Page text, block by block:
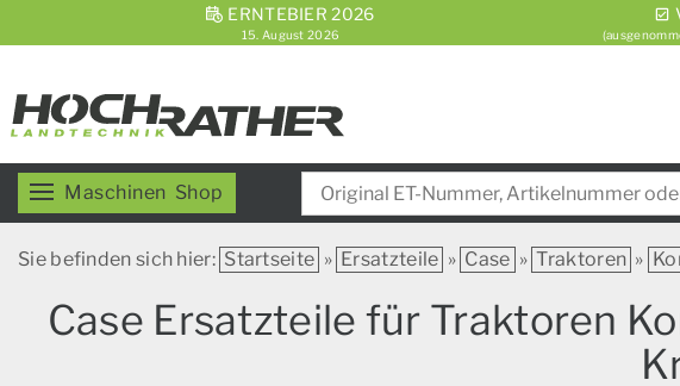
ERNTEBIER 2026
15. August 2026
Maschinen Shop
Sie befinden sich hier: Startseite » Ersatzteile » Case » Traktoren »
Case Ersatzteile für Traktoren